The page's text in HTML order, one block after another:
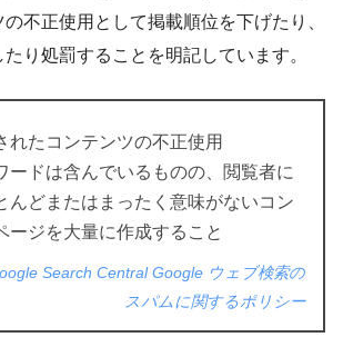
不正使用として掲載順位を下げたり、
り処罰することを明記しています。
れたコンテンツの不正使用
ードは含んでいるものの、閲覧者に
んどまたはまったく意味がないコン
ージを大量に作成すること
Search Central Google ウェブ検索の
スパムに関するポリシー